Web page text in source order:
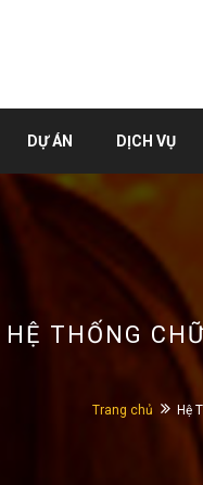
DỰ ÁN DỊCH VỤ
HỆ THỐNG
Trang chủ Hệ